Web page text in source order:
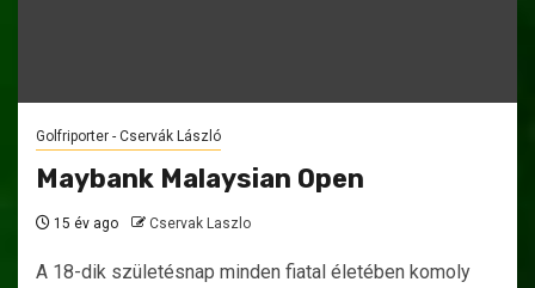
Golfriporter - Cservák László
Maybank Malaysian Open
15 év ago Cservak Laszlo
A 18-dik születésnap minden fiatal életében komoly